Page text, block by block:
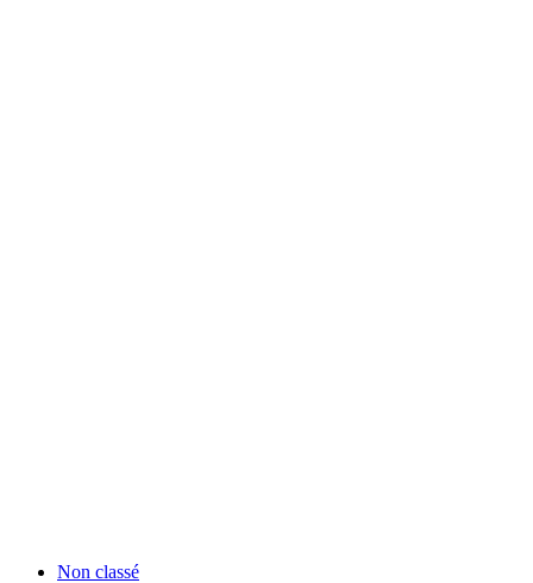
Non classé